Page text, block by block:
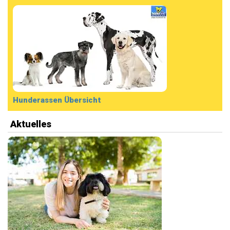
Hunderassen Übersicht
Aktuelles